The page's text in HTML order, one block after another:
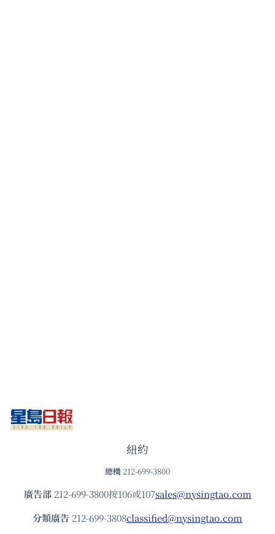
紐約
總機 212-699-3800
廣告部212-699-3800按106或107sales@nysingtao.com
分類廣告 212-699-3808classified@nysingtao.com